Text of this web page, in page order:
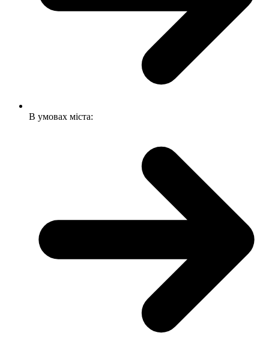
В умовах міста: